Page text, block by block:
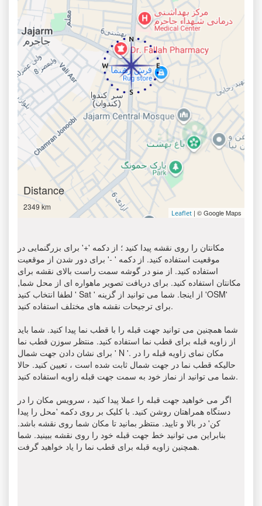
Distance
2349 km
Leaflet | © Google Maps
مکانتان را روی نقشه پیدا کنید ؛ از دکمه '+' برای بزرگنمایی در
موقعیت استفاده کنید. از دکمه ' -' برای دور شدن از موقعیت
استفاده کنید. از منو در گوشه سمت راست بالای نقشه برای
مکانتان استفاده کنید. برای دریافت تصویر ماهواره ای از محل شما,
لطفا انتخاب کنید ' Sat ' از اینجا. شما می توانید از گزینه 'OSM'
برای ترجیحات نقشه های مختلف استفاده کنید.
شما همچنین می توانید جهت قبله را با قطب نما پیدا کنید. شما باید
از زاویه قبله برای قطب نما استفاده کنید. منتظر سوزن قطب نما
برای نشان دادن جهت شمال ' N '. مکان نمای زاویه قبله را در
حالیکه قطب نما در جهت شمال ثابت شده است ، تعیین کنید. حالا
شما می توانید از نماز خود به سمت جهت قبله زاویه استفاده کنید.
اگر می خواهید جهت قبله را عملا پیدا کنید ، سرویس مکان را در
دستگاه همراهتان روشن کنید. با کلیک بر روی دکمه 'محل را پیدا
کن' در بالا و تایید. منتظر بمانید تا مکان شما روی نقشه باشد.
بنابراین می توانید خط جهت قبله خود را روی نقشه ببینید. شما
همچنین زاویه قبله برای قطب نما را یاد خواهید گرفت.